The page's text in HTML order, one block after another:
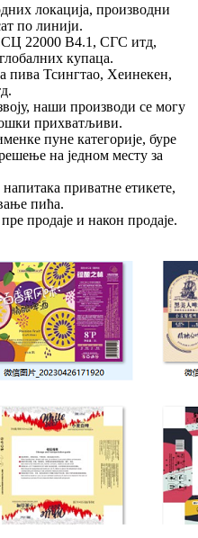
локација, производни
по линији.
22000 В4.1, СГС итд,
купаца.
пива Тсингтао, Хеинекен,
наши производи се могу
прихватљиви.
пуне категорије, буре
на једном месту за
приватне етикете,
пића.
продаје и након продаје.